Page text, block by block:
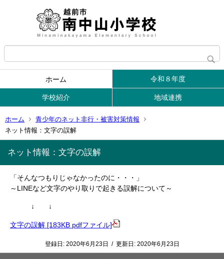
ホーム 令和８年度
学校紹介 地域連携
ホーム
青少年のネット非行・被害対策情報
ネット情報：文字の誤解
ネット情報：文字の誤解
「そんなつもりじゃなかったのに・・・」
～LINEなど文字のやり取りで起きる誤解について～
↓ ↓
文字の誤解 [183KB pdfファイル]
登録日: 2020年6月23日 / 更新日: 2020年6月23日